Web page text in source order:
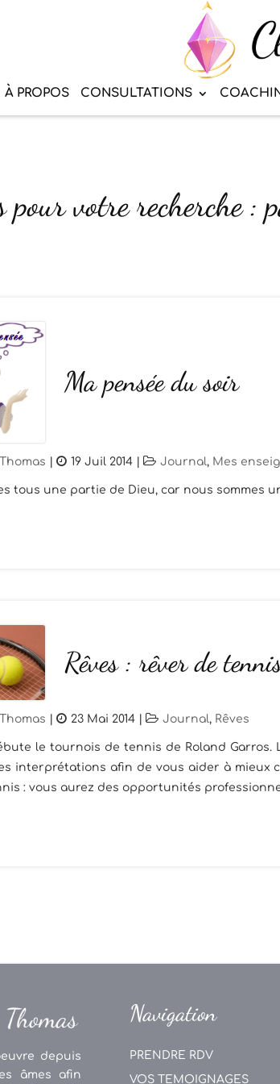
À PROPOS CONSULTATIONS
pour votre recherche :
Ma pensée du soir
| 19 Juil 2014 | Journal, Mes
tous une partie de Dieu, car nous sommes
Rêves : rêver de
23 Mai 2014 Journal, Rêves
le tournois de tennis de Roland Garros.
interprétations afin de vous aider à mieux
: vous aurez des opportunités
depuis
âmes afin
Navigation
PRENDRE RDV
VOS TEMOIGNAGES